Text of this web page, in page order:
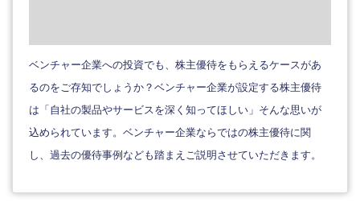
ベンチャー企業への投資でも、株主優待をもらえるケースがあ
るのをご存知でしょうか？ベンチャー企業が設定する株主優待
は「自社の製品やサービスを深く知ってほしい」そんな思いが
込められています。ベンチャー企業ならではの株主優待に関
し、過去の優待事例なども踏まえご説明させていただきます。